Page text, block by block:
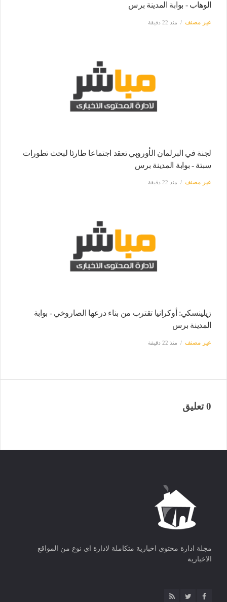
الوهاب - بوابة المدينة برس
غير مصنف منذ 22 دقيقة
لجنة في البرلمان الأوروبي تعقد اجتماعا طارئا لبحث تطورات
سبتة - بوابة المدينة برس
غير مصنف منذ 22 دقيقة
زيلينسكي: أوكرانيا تقترب من بناء درعها الصاروخي - بوابة
المدينة برس
غير مصنف منذ 22 دقيقة
0 تعليق
مجلة ادارة محتوى اخبارية متكاملة لادارة اى نوع من المواقع
الاخبارية